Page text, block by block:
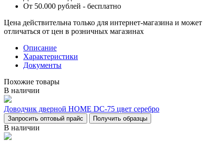
От 50.000 рублей - бесплатно
Цена действительна только для интернет-магазина и может
отличаться от цен в розничных магазинах
Описание
Характеристики
Документы
Похожие товары
В наличии
Доводчик дверной НОМЕ DC-75 цвет серебро
Запросить оптовый прайс Получить образцы
В наличии